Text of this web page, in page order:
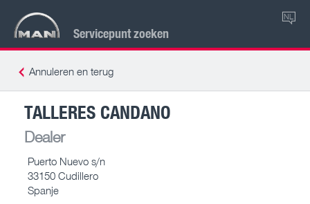
Servicepunt zoeken
NL
Annuleren en terug
TALLERES CANDANO
Dealer
Puerto Nuevo s/n
33150 Cudillero
Spanje